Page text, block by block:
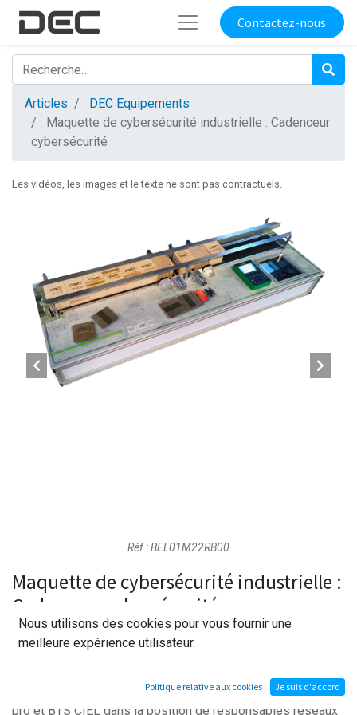
Contactez-nous
Articles
DEC Equipements
Maquette de cybersécurité industrielle : Cadenceur
cybersécurité
Les vidéos, les images et le texte ne sont pas contractuels.
Réf : BEL01M22RB00
Maquette de cybersécurité industrielle :
Cadenceur cybersécurité
Système industriel programmable permettant la mise en
Cette maquette pédagogique place les apprenants du bac
pro et BTS CIEL dans la position de responsables réseaux
Nous utilisons des cookies pour vous fournir une
meilleure expérience utilisateur.
Politique relative aux cookies Je suis d'accord